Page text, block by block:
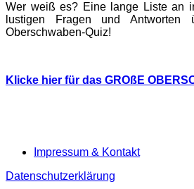
Wer weiß es? Eine lange Liste an
lustigen Fragen und
Oberschwaben-Quiz!
Klicke hier für das GROßE
Impressum & Kontakt
Datenschutzerklärung